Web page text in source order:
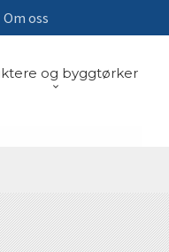
Om oss
og byggtørker